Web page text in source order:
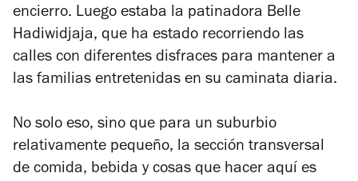
encierro. Luego estaba la patinadora Belle
Hadiwidjaja, que ha estado recorriendo las
calles con diferentes disfraces para mantener a
las familias entretenidas en su caminata diaria.
No solo eso, sino que para un suburbio
relativamente pequeño, la sección transversal
de comida, bebida y cosas que hacer aquí es